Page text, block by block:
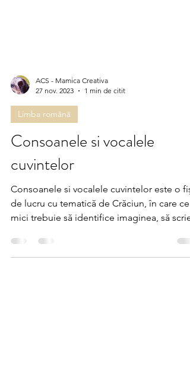
ACS - Mamica Creativa
27 nov. 2023
1 min de citit
Limba română
Consoanele si vocalele
cuvintelor
Consoanele si vocalele cuvintelor este o
de lucru cu tematică de Crăciun, în care cei